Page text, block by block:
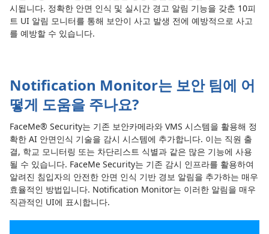
시됩니다. 정확한 안면 인식 및 실시간 경고 알림 기능을 갖춘 10피
트 UI 알림 모니터를 통해 보안이 사고 발생 전에 예방적으로 사고
를 예방할 수 있습니다.
Notification Monitor는 보안 팀에 어
떻게 도움을 주나요?
FaceMe® Security는 기존 보안카메라와 VMS 시스템을 활용해 정
확한 AI 안면인식 기술을 감시 시스템에 추가합니다. 이는 직원 출
결, 학교 모니터링 또는 차단리스트 식별과 같은 많은 기능에 사용
될 수 있습니다. FaceMe Security는 기존 감시 인프라를 활용하여
알려진 침입자의 안전한 안면 인식 기반 경보 알림을 추가하는 매우
효율적인 방법입니다. Notification Monitor는 이러한 알림을 매우
직관적인 UI에 표시합니다.